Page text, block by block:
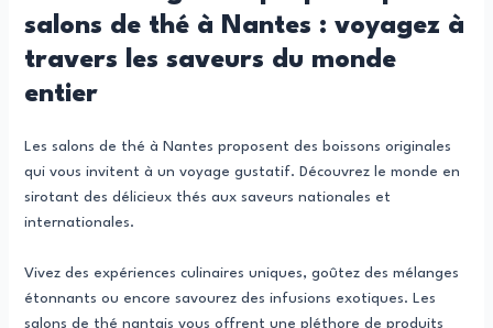
salons de thé à Nantes : voyagez à
travers les saveurs du monde
entier
Les salons de thé à Nantes proposent des boissons originales
qui vous invitent à un voyage gustatif. Découvrez le monde en
sirotant des délicieux thés aux saveurs nationales et
internationales.
Vivez des expériences culinaires uniques, goûtez des mélanges
étonnants ou encore savourez des infusions exotiques. Les
salons de thé nantais vous offrent une pléthore de produits